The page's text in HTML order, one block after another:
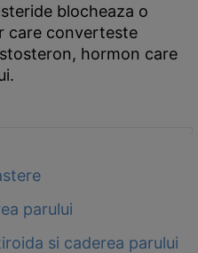
blocheaza o
care converteste
hormon care
parului
si caderea parului